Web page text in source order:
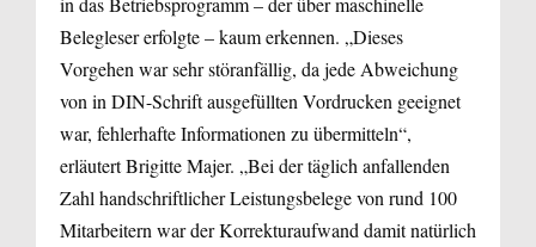
Belegleser erfolgte – kaum erkennen. „Dieses
Vorgehen war sehr störanfällig, da jede Abweichung
von in DIN-Schrift ausgefüllten Vordrucken geeignet
war, fehlerhafte Informationen zu übermitteln“,
erläutert Brigitte Majer. „Bei der täglich anfallenden
Zahl handschriftlicher Leistungsbelege von rund 100
Mitarbeitern war der Korrekturaufwand damit natürlich